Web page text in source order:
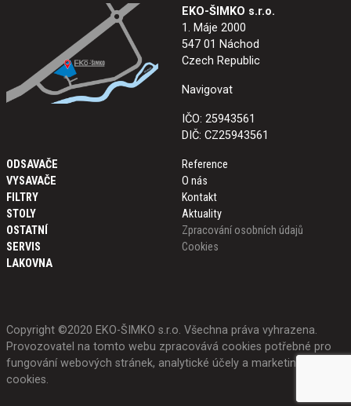
EKO-ŠIMKO s.r.o.
1. Máje 2000
547 01 Náchod
Czech Republic
Navigovat
IČO: 25943561
DIČ: CZ25943561
ODSAVAČE
VYSAVAČE
FILTRY
STOLY
OSTATNÍ
SERVIS
LAKOVNA
Reference
O nás
Kontakt
Aktuality
Zpracování osobních údajů
Cookies
Copyright ©2020 EKO-ŠIMKO s.r.o. Všechna práva vyhrazena.
Provozovatel na tomto webu zpracovává cookies potřebné pro
fungování webových stránek, analytické účely a marketing.
cookies.